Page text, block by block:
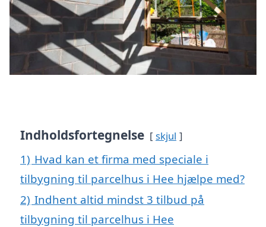
Indholdsfortegnelse skjul
1) Hvad kan et firma med speciale i
tilbygning til parcelhus i Hee hjælpe med?
2) Indhent altid mindst 3 tilbud på
tilbygning til parcelhus i Hee